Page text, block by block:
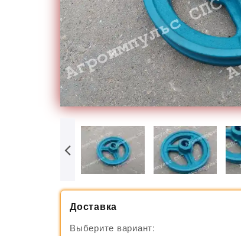
Доставка
Выберите вариант: